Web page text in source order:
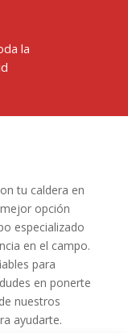
la
tu caldera en
opción
especializado
en el campo.
para
en ponerte
nuestros
ayudarte.